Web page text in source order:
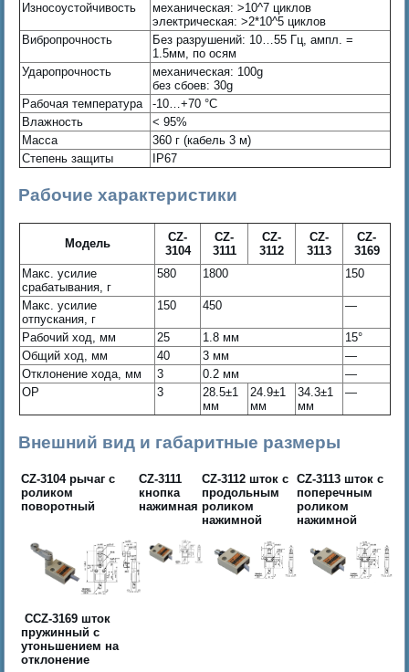
Износоустойчивость
механическая: >10^7 циклов
электрическая: >2*10^5 циклов
Вибропрочность
Без разрушений: 10…55 Гц, ампл. =
1.5мм, по осям
Ударопрочность
механическая: 100g
без сбоев: 30g
Рабочая температура
-10…+70 °C
Влажность
< 95%
Масса
360 г (кабель 3 м)
Степень защиты
IP67
Рабочие характеристики
Модель
CZ-
3104
CZ-
3111
CZ-
3112
CZ-
3113
CZ-
3169
Макс. усилие
срабатывания, г
580 1800 150
Макс. усилие
отпускания, г
150 450 —
Рабочий ход, мм 25 1.8 мм
15°
Общий ход, мм
40 3 мм
—
Отклонение хода, мм
3 0.2 мм
—
OP
3
28.5±1
мм
24.9±1
мм
34.3±1
мм
—
Внешний вид и габаритные размеры
CZ-3104рычаг с
роликом
поворотный
CZ-3111
кнопка
нажимная
CZ-3112 шток с
продольным
роликом
нажимной
CZ-3113 шток с
поперечным
роликом
нажимной
CCZ-3169 шток
пружинный с
утоньшением на
отклонение